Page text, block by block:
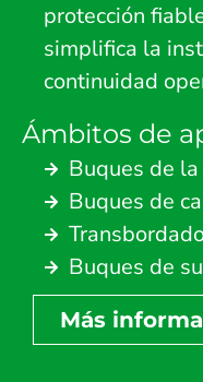
protección
simplifica la
continuidad
Ámbitos de
Buques de
Buques de
Buques de
Más